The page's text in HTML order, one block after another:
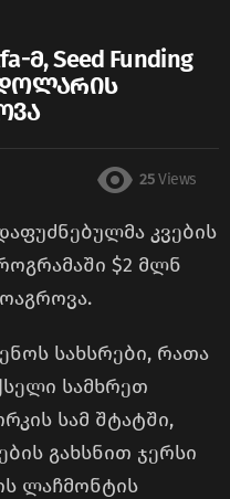
მ, Seed Funding
25 Views
კვების
$2 მლნ
სახსრები, რათა
სამხრეთ
სამ შტატში,
გახსნით ჯერსი
ლაჩმონტის